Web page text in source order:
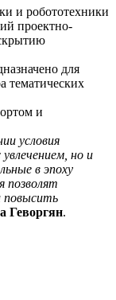
и робототехники
проектно-
для
тематических
и
условия
но и
в эпоху
позволят
повысить
Геворгян.